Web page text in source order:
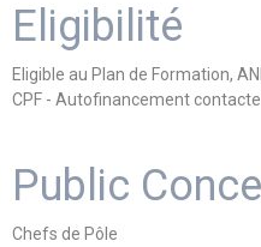
Eligibilité
Eligible au Plan de Formation,
CPF - Autofinancement
Public
Chefs de Pôle